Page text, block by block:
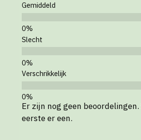
Gemiddeld
Slecht
Verschrikkelijk
Er zijn nog geen
eerste er een.